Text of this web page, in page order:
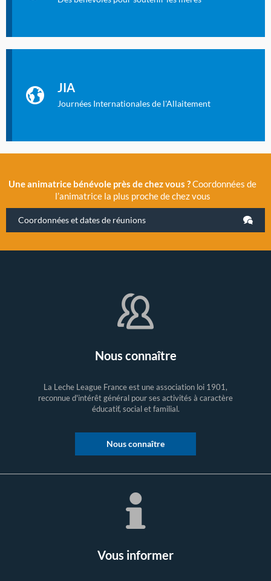
JIA
Journées Internationales de l'Allaitement
2019 la 11e Journée Internationale de l’Allaitement, un
évènement exceptionnel organisé par LLL France.
Une animatrice bénévole près de chez vous ?Coordonnées de
l’animatrice la plus proche de chez vous
Coordonnées et dates de réunions
Nous connaître
La Leche League France est une association loi 1901,
reconnue d'intérêt général pour ses activités à caractère
éducatif, social et familial.
Nous connaître
Vous informer